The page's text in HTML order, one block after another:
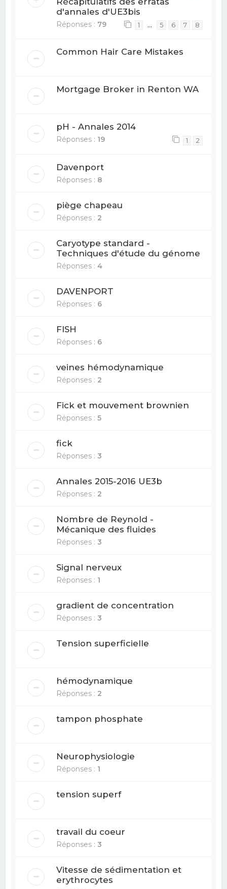
d'annales d'UE3bis
Réponses : 79 1 … 5 6 7 8
Common Hair Care Mistakes
Mortgage Broker in Renton WA
pH - Annales 2014
Réponses : 19 1 2
Davenport
Réponses : 8
piège chapeau
Réponses : 2
Caryotype standard -
Techniques d'étude du génome
Réponses :4
DAVENPORT
Réponses : 6
FISH
Réponses : 6
veines hémodynamique
Réponses : 2
Fick et mouvement brownien
Réponses :5
fick
Réponses :3
Annales 2015-2016 UE3b
Réponses : 2
Nombre de Reynold -
Mécanique des fluides
Réponses :3
Signal nerveux
Réponses : 1
gradient de concentration
Réponses :3
Tension superficielle
hémodynamique
Réponses : 2
tampon phosphate
Neurophysiologie
Réponses : 1
tension superf
travail du coeur
Réponses :3
Vitesse de sédimentation et
erythrocytes